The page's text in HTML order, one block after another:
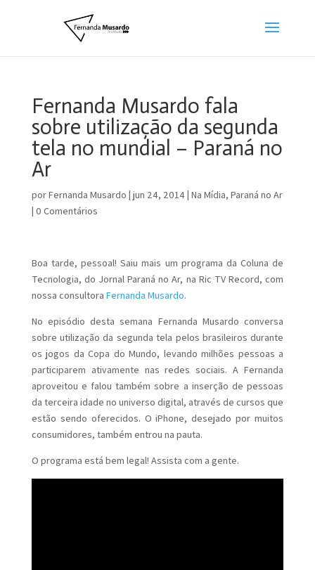
Fernanda Musardo fala
sobre utilização da segunda
tela no mundial – Paraná no
Ar
porFernanda Musardo | jun 24, 2014| Na Mídia, Paraná no Ar
| 0 Comentários
Boa tarde, pessoal! Saiu mais um programa da Coluna de
Tecnologia, do Jornal Paraná no Ar, na Ric TV Record, com
nossa consultora Fernanda Musardo.
No episódio desta semana Fernanda Musardo conversa
sobre utilização da segunda tela pelos brasileiros durante
os jogos da Copa do Mundo, levando milhões pessoas a
participarem ativamente nas redes sociais. A Fernanda
aproveitou e falou também sobre a inserção de pessoas
da terceira idade no universo digital, através de cursos que
estão sendo oferecidos. O iPhone, desejado por muitos
consumidores, também entrou na pauta.
O programa está bem legal! Assista com a gente.